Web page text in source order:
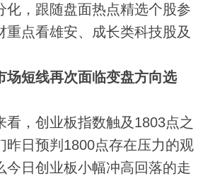
化，跟随盘面热点精选个股参
重点看雄安、成长类科技股及
场短线再次面临变盘方向选
，创业板指数触及1803点之
昨日预判1800点存在压力的观
今日创业板小幅冲高回落的走